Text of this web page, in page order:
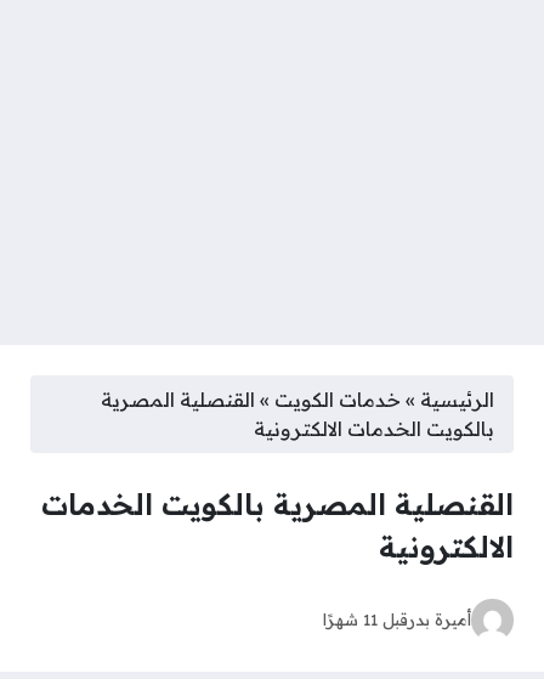
الرئيسية » خدمات الكويت » القنصلية المصرية
بالكويت الخدمات الالكترونية
القنصلية المصرية بالكويت الخدمات
الالكترونية
أميرة بدرقبل 11 شهرًا